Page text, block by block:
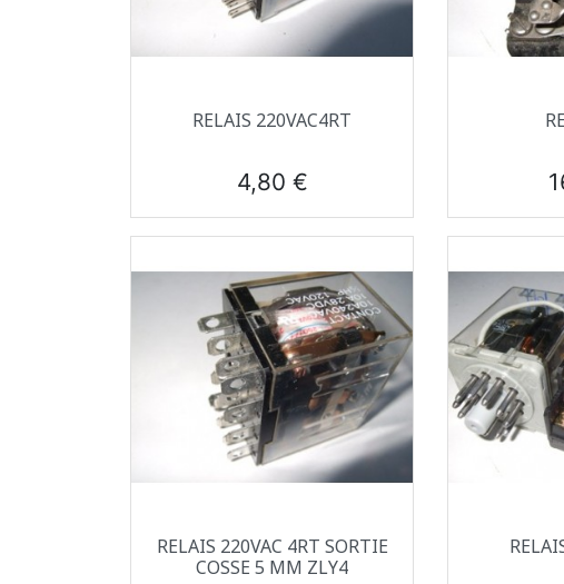
 Aperçu rapide
RELAIS 220VAC4RT
Prix
4,80 €
Aperçu rapide
RELAIS 220VAC 4RT SORTIE
COSSE 5 MM ZLY4
